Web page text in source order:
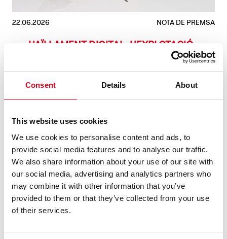
Consent Details About
This website uses cookies
We use cookies to personalise content and ads, to
provide social media features and to analyse our traffic.
We also share information about your use of our site with
our social media, advertising and analytics partners who
may combine it with other information that you’ve
provided to them or that they’ve collected from your use
of their services.
22.06.2026 NOTA DE PREMSA
L’AÏLLAMENT DIGITAL, L’EXPLOTACIÓ
DELS RECURSOS NATURALS I LA FI DE LA
CLASSE MITJANA, TEMES
PROTAGONISTES DE LES PROPOSTES
Hetze i la directora Ntando Cele presenten SPAfrica, una
col·lectiu AMAGA, que es podrà veure del 13 al 22 de juliol,
co ......